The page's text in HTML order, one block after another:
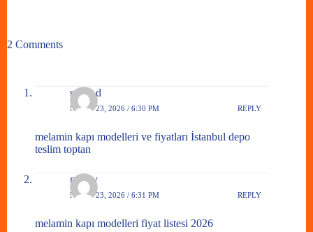
2 Comments
selim d
NISAN 23, 2026 / 6:30 PM REPLY
melamin kapı modelleri ve fiyatları İstanbul depo
teslim toptan
mert y
NISAN 23, 2026 / 6:31 PM REPLY
melamin kapı modelleri fiyat listesi 2026